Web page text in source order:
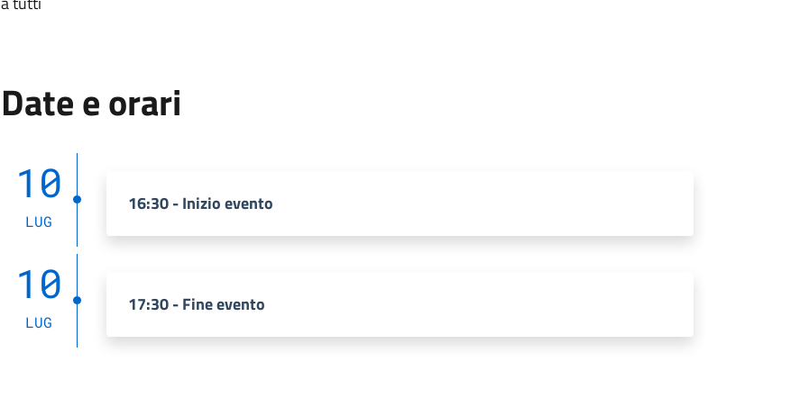
Date e orari
10
LUG
16:30 - Inizio evento
10
LUG
17:30 - Fine evento